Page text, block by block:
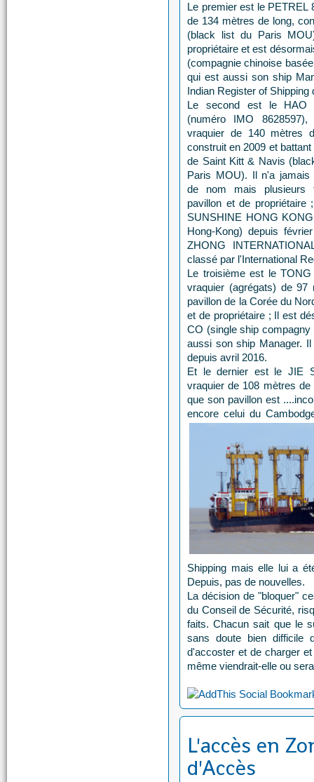
Le premier est le PETREL
de 134 mètres de long,
(black list du Paris
propriétaire et est
(compagnie chinoise
qui est aussi son ship
Indian Register of Shipping
Le second est le HAO
(numéro IMO
vraquier de 140 mètres
construit en 2009 et battant
de Saint Kitt & Navis
Paris MOU). Il n'a jamais
de nom mais plusieurs
pavillon et de
SUNSHINE HONG
Hong-Kong) depuis
ZHONG
classé par l'International
Le troisième est le
vraquier (agrégats) de
pavillon de la Corée du
et de propriétaire ; Il est
CO (single ship
aussi son ship Manager.
depuis avril 2016.
Et le dernier est le JIE
vraquier de 108 mètres
que son pavillon est
encore celui du
Shipping mais elle lui a
Depuis, pas de nouvelles.
La décision de "bloquer"
du Conseil de Sécurité,
faits. Chacun sait que le
sans doute bien difficile
d'accoster et de charger
même viendrait-elle ou
L'accès en
d'Accès